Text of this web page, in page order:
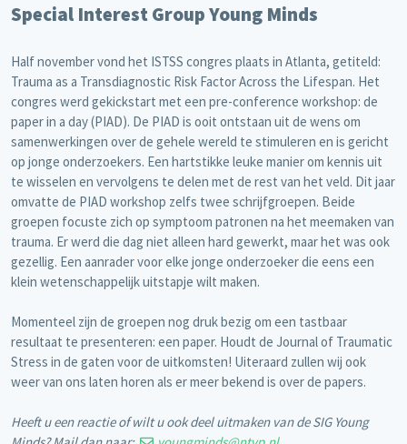
Special Interest Group Young Minds
Half november vond het ISTSS congres plaats in Atlanta, getiteld:
Trauma as a Transdiagnostic Risk Factor Across the Lifespan. Het
congres werd gekickstart met een pre-conference workshop: de
paper in a day (PIAD). De PIAD is ooit ontstaan uit de wens om
samenwerkingen over de gehele wereld te stimuleren en is gericht
op jonge onderzoekers. Een hartstikke leuke manier om kennis uit
te wisselen en vervolgens te delen met de rest van het veld. Dit jaar
omvatte de PIAD workshop zelfs twee schrijfgroepen. Beide
groepen focuste zich op symptoom patronen na het meemaken van
trauma. Er werd die dag niet alleen hard gewerkt, maar het was ook
gezellig. Een aanrader voor elke jonge onderzoeker die eens een
klein wetenschappelijk uitstapje wilt maken.
Momenteel zijn de groepen nog druk bezig om een tastbaar
resultaat te presenteren: een paper. Houdt de Journal of Traumatic
Stress in de gaten voor de uitkomsten! Uiteraard zullen wij ook
weer van ons laten horen als er meer bekend is over de papers.
Heeft u een reactie of wilt u ook deel uitmaken van de SIG Young